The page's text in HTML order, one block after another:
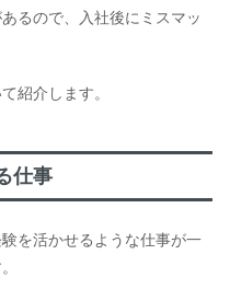
るので、入社後にミスマッ
紹介します。
仕事
を活かせるような仕事が一